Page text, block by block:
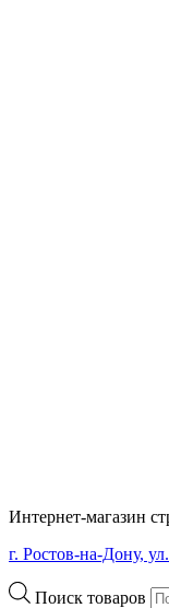
Интернет-магазин
г. Ростов-на-Дону,
Поиск товаров